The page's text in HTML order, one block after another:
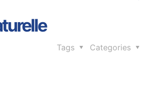
Categories
Tags